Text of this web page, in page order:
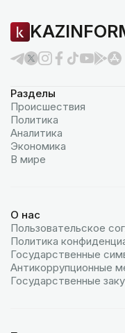
Разделы
Происшествия
Политика
Аналитика
Экономика
В мире
О нас
Пользовательское
Политика
Государственные
Антикоррупционные
Государственные